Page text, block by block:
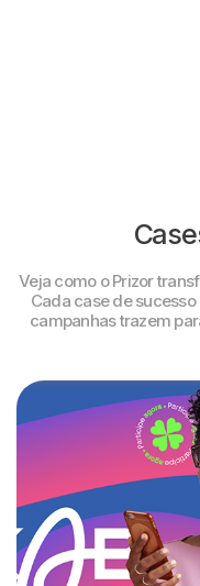
Veja como o Prizor
Cada case de
campanhas trazem